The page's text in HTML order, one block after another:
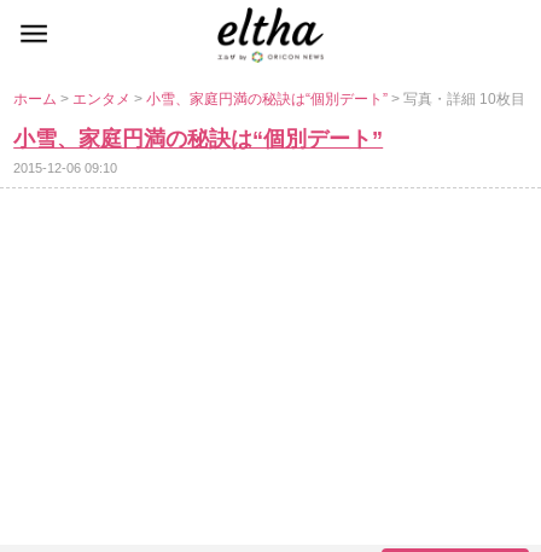
ホーム> エンタメ>小雪、家庭円満の秘訣は“個別デート”> 写真・詳細 10枚目
小雪、家庭円満の秘訣は“個別デート”
2015-12-06 09:10